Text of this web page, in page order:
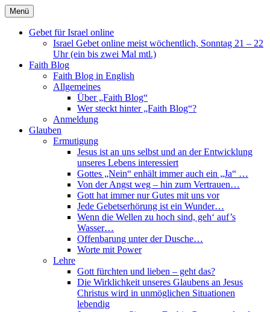
Direkt
zum
InhaltFaith Blog Deutsch
Menü
Gebet für Israel online
Israel Gebet online meist wöchentlich, Sonntag 21 – 22
Uhr (ein bis zwei Mal mtl.)
Faith Blog
Faith Blog in English
Allgemeines
Über „Faith Blog“
Wer steckt hinter „Faith Blog“?
Anmeldung
Glauben
Ermutigung
Jesus ist an uns selbst und an der Entwicklung
unseres Lebens interessiert
Gottes „Nein“ enhält immer auch ein „Ja“ …
Von der Angst weg – hin zum Vertrauen…
Gott hat immer nur Gutes mit uns vor
Jede Gebetserhörung ist ein Wunder…
Wenn die Wellen zu hoch sind, geh‘ auf’s
Wasser…
Offenbarung unter der Dusche…
Worte mit Power
Lehre
Gott fürchten und lieben – geht das?
Die Wirklichkeit unseres Glaubens an Jesus
Christus wird in unmöglichen Situationen
lebendig